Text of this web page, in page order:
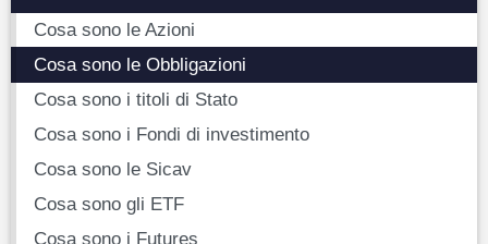
Cosa sono le Azioni
Cosa sono le Obbligazioni
Cosa sono i titoli di Stato
Cosa sono i Fondi di investimento
Cosa sono le Sicav
Cosa sono gli ETF
Cosa sono i Futures